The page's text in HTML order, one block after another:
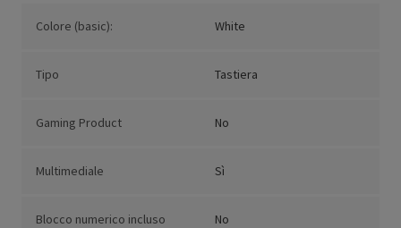
Colore (basic): White
Tipo Tastiera
Gaming Product No
Multimediale Sì
Blocco numerico incluso No